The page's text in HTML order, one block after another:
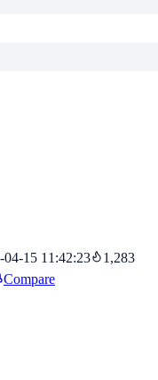
04-15 11:42:23
1,283
Compare